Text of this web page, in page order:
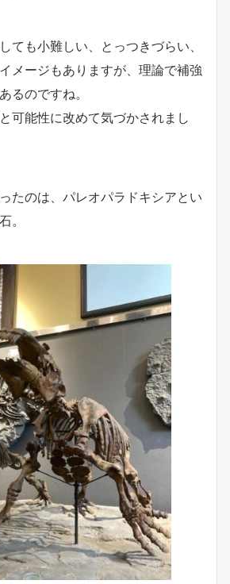
ても小難しい、とっつきづらい、
メージもありますが、理論で補強
るのですね。
可能性に改めて気づかされまし
たのは、パレオパラドキシアとい
。